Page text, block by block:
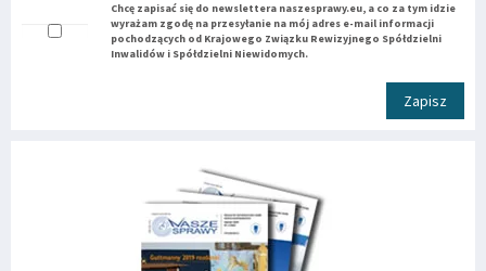
Chcę zapisać się do newslettera naszesprawy.eu, a co za tym idzie
wyrażam zgodę na przesyłanie na mój adres e-mail informacji
pochodzących od Krajowego Związku Rewizyjnego Spółdzielni
Inwalidów i Spółdzielni Niewidomych.
Zapisz